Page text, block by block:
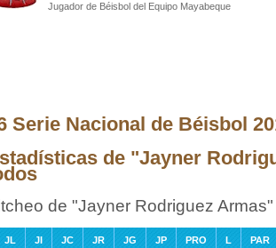
Jugador de Béisbol del Equipo Mayabeque
Serie Nacional de Béisbol
de "Jayner
de "Jayner Rodriguez Armas"
JL JI JC JR JG JP PRO L PAR